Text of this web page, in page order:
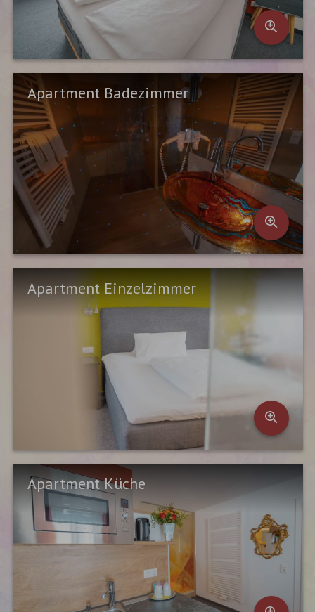
Apartment Badezimmer
Apartment Einzelzimmer
Apartment Küche